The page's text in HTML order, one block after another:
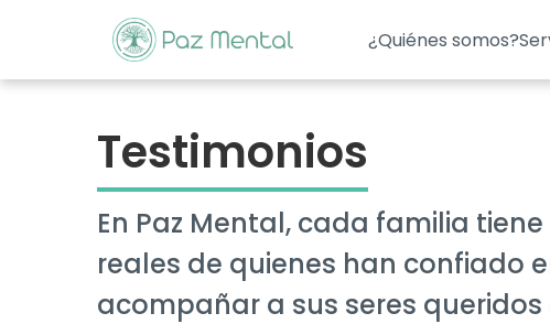
¿Quiénes somos?
Testimonios
En Paz Mental, cada familia
reales de quienes han confiado
acompañar a sus seres queridos